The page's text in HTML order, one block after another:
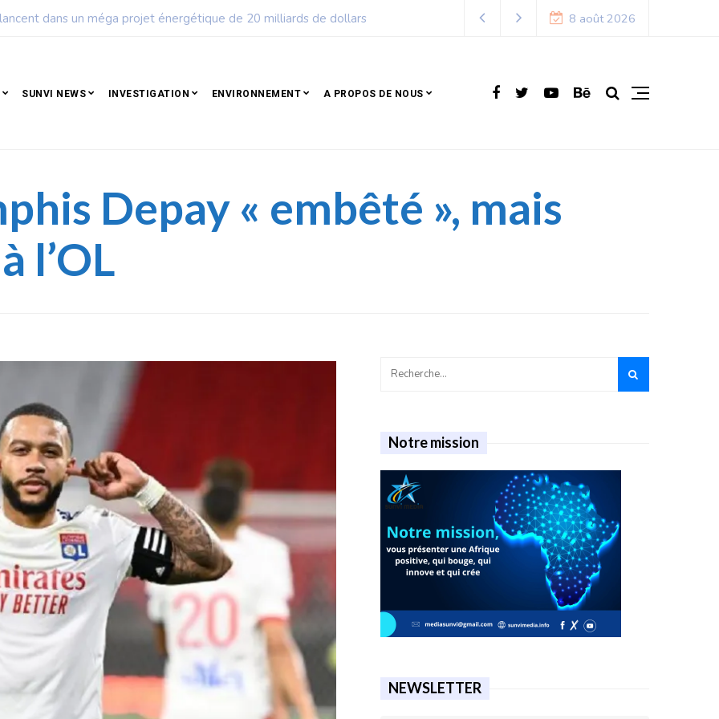
qui résiste est déjà un peuple qui gagne 8 août 2026
SUNVI NEWS INVESTIGATION ENVIRONNEMENT A PROPOS DE NOUS
Depay « embêté », mais
l’OL
Notre mission
NEWSLETTER